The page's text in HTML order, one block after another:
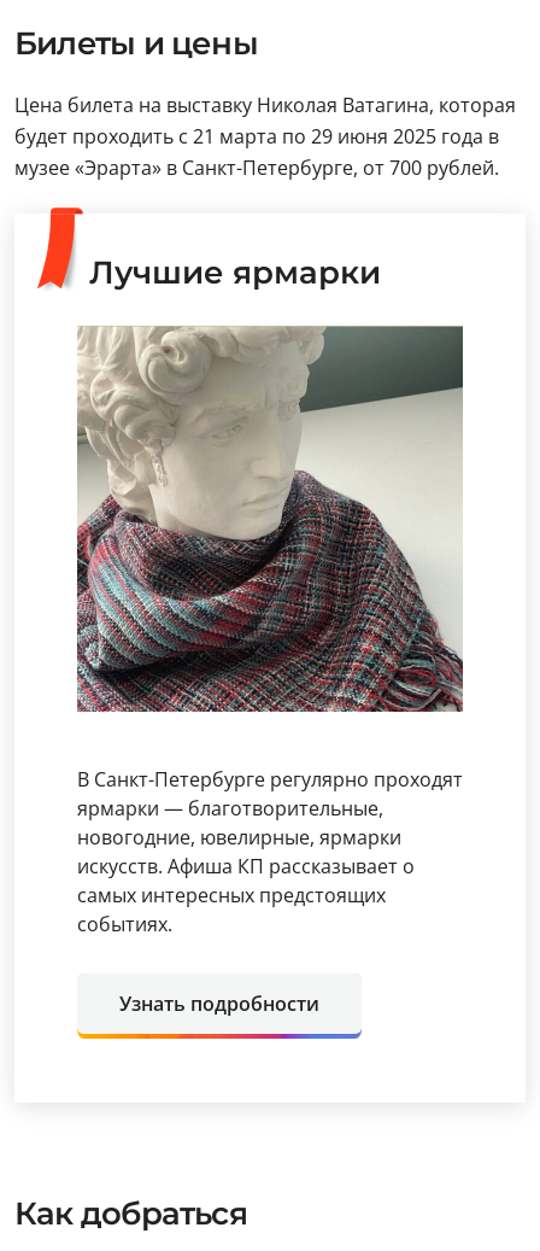
Билеты и цены
Цена билета на выставку Николая Ватагина, которая
будет проходить с 21 марта по 29 июня 2025 года в
музее «Эрарта» в Санкт-Петербурге, от 700 рублей.
Лучшие ярмарки
В Санкт-Петербурге регулярно проходят
ярмарки — благотворительные,
новогодние, ювелирные, ярмарки
искусств. Афиша КП рассказывает о
самых интересных предстоящих
событиях.
Узнать подробности
Как добраться